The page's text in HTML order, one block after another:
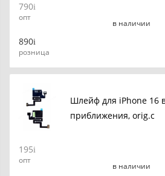
790
опт
890
розница
в наличии
Шлейф для iPhone 16
приближения, orig.c
195
опт
в наличии